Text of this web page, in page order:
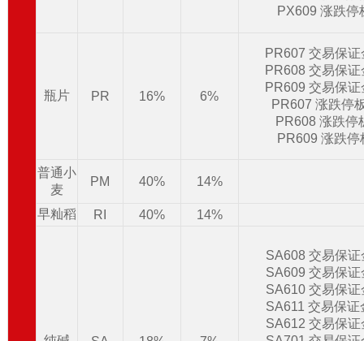
PX609 涨跌停
瓶片 PR 16% 6%
PR607 交易保
PR608 交易保
PR609 交易保
PR607 涨跌停
PR608 涨跌
PR609 涨跌停
普通小
麦
PM 40% 14%
早籼稻 RI 40% 14%
SA608 交易保
SA609 交易保
SA610 交易保
SA611 交易保
SA612 交易保